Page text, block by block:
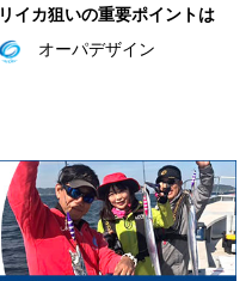
リイカ狙いの重要ポイントは
オーパデザイン